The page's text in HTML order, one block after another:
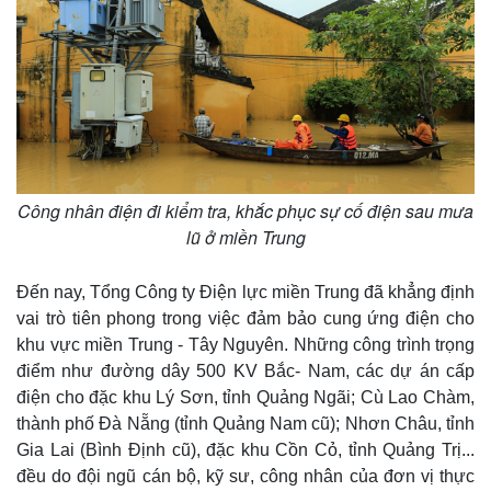
Thế giới
Quan sát
Cuộc sống đó đây
Hồ sơ
Multimedia
Video
Ảnh
E-Magazine
Infographic
Công nhân điện đi kiểm tra, khắc phục sự cố điện sau mưa
lũ ở miền Trung
Đến nay, Tổng Công ty Điện lực miền Trung đã khẳng định
vai trò tiên phong trong việc đảm bảo cung ứng điện cho
khu vực miền Trung - Tây Nguyên. Những công trình trọng
điểm như đường dây 500 KV Bắc- Nam, các dự án cấp
điện cho đặc khu Lý Sơn, tỉnh Quảng Ngãi; Cù Lao Chàm,
thành phố Đà Nẵng (tỉnh Quảng Nam cũ); Nhơn Châu, tỉnh
Gia Lai (Bình Định cũ), đặc khu Cồn Cỏ, tỉnh Quảng Trị...
đều do đội ngũ cán bộ, kỹ sư, công nhân của đơn vị thực